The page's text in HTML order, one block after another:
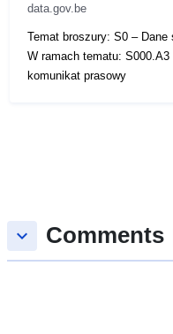
data.gov.be
Temat broszury: S0 –
W ramach tematu: S000.A3
komunikat prasowy
keyboard_arrow_down Comments